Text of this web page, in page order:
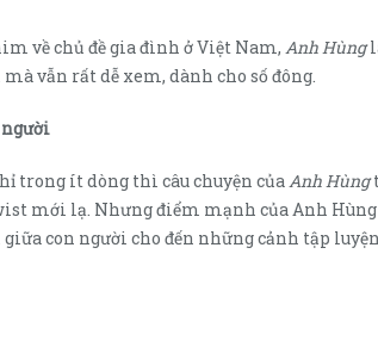
về chủ đề gia đình ở Việt Nam, Anh Hùng
vẫn rất dễ xem, dành cho số đông.
người
trong ít dòng thì câu chuyện củaAnh Hùng
mới lạ. Nhưng điểm mạnh của Anh
con người cho đến những cảnh tập